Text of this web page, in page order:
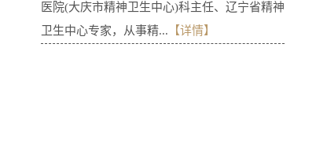
医院(大庆市精神卫生中心)科主任、辽宁省精神
卫生中心专家，从事精... 【详情】